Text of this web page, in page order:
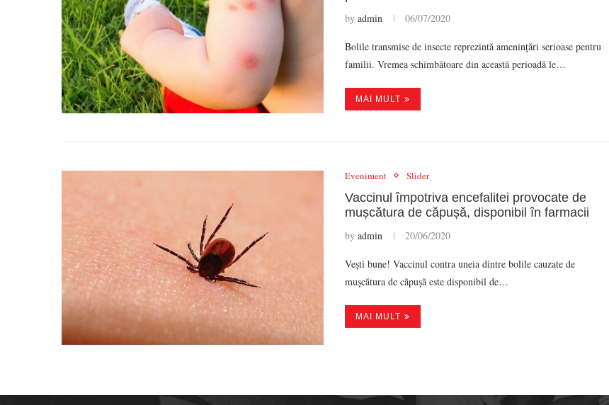
by admin 06/07/2020
Bolile transmise de insecte reprezintă amenințări serioase pentru
familii. Vremea schimbătoare din această perioadă le…
MAI MULT
Eveniment Slider
Vaccinul împotriva encefalitei provocate de
mușcătura de căpușă, disponibil în farmacii
by admin 20/06/2020
Vești bune! Vaccinul contra uneia dintre bolile cauzate de
mușcătura de căpușă este disponibil de…
MAI MULT